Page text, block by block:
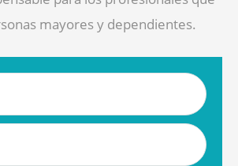
mayores y dependientes.